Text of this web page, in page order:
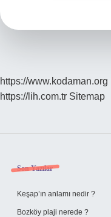
https://www.kodaman.org
https://lih.com.tr Sitemap
Sidebar
Son Yazılar
Keşap’ın anlamı nedir ?
Bozköy plaji nerede ?